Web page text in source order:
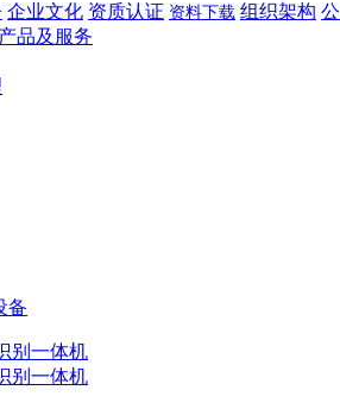
企业文化 资质认证 资料下载 组织架构 公
产品及服务
备